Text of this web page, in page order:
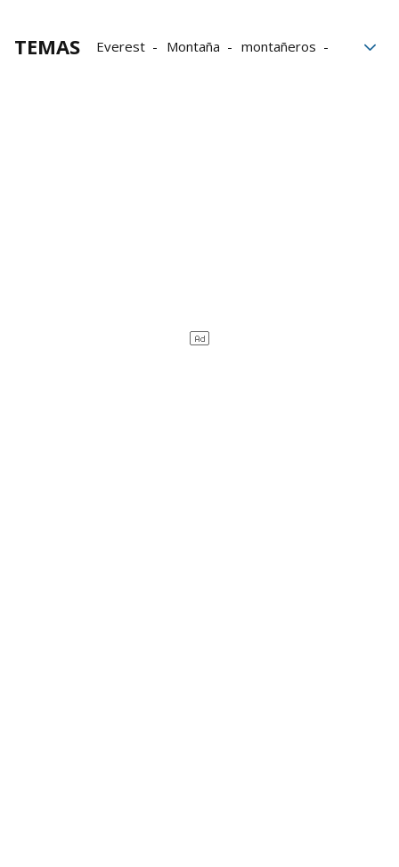
TEMAS Everest Montaña
montañeros